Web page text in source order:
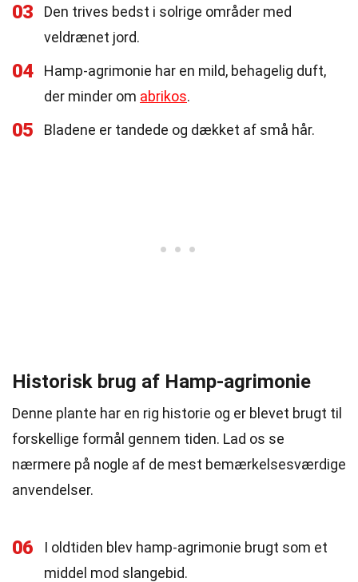
03
Den trives bedst i solrige områder med
veldrænet jord.
04
Hamp-agrimonie har en mild, behagelig duft,
der minder om abrikos.
05 Bladene er tandede og dækket af små hår.
Historisk brug af Hamp-agrimonie
Denne plante har en rig historie og er blevet brugt til
forskellige formål gennem tiden. Lad os se
nærmere på nogle af de mest bemærkelsesværdige
anvendelser.
06
I oldtiden blev hamp-agrimonie brugt som et
middel mod slangebid.